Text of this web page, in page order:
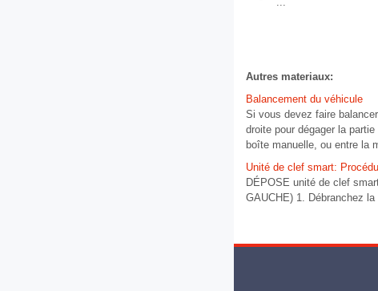
Autres materiaux:
Balancement du véhicule
Si vous devez faire
droite pour dégager la
boîte manuelle, ou entre la
Unité de clef smart:
DÉPOSE unité de clef
GAUCHE) 1. Débranchez la